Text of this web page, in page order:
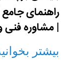
راهنمای
| مشاوره فنی
بیشتر